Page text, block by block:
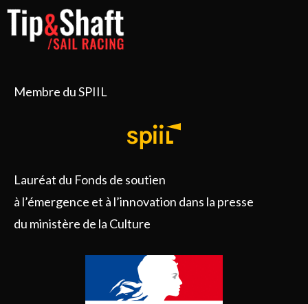
Membre du SPIIL
Lauréat du Fonds de soutien
à l’émergence et à l’innovation dans la presse
du ministère de la Culture